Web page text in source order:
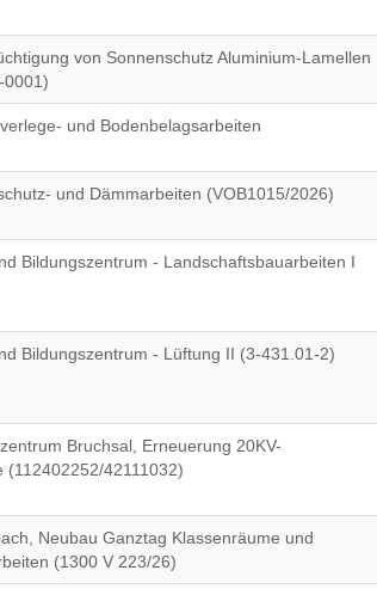
von Sonnenschutz Aluminium-Lamellen
0001)
und Bodenbelagsarbeiten
und Dämmarbeiten (VOB1015/2026)
Bildungszentrum - Landschaftsbauarbeiten I
Bildungszentrum - Lüftung II (3-431.01-2)
Bruchsal, Erneuerung 20KV-
(112402252/42111032)
Neubau Ganztag Klassenräume und
(1300 V 223/26)